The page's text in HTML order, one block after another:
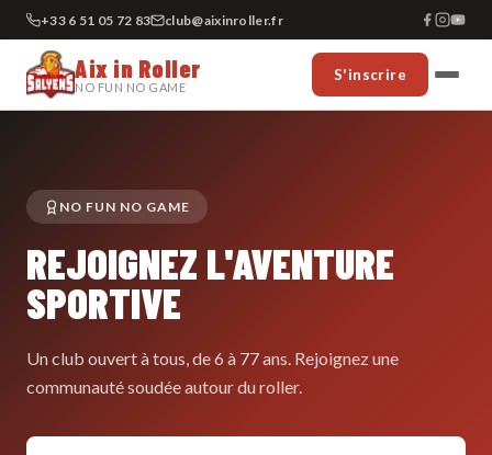
+33 6 51 05 72 83 club@aixinroller.fr
Aix in Roller
NO FUN NO GAME
S'inscrire
NO FUN NO GAME
REJOIGNEZ L'AVENTURE
SPORTIVE
Un club ouvert à tous, de 6 à 77 ans. Rejoignez une
communauté soudée autour du roller.